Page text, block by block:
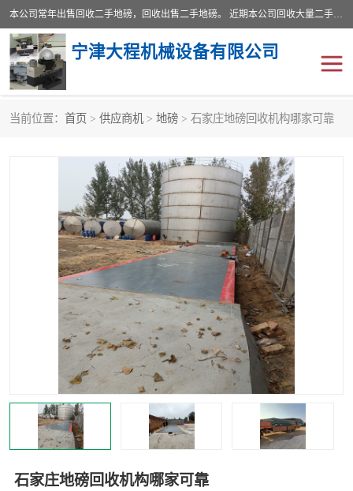
本公司常年出售回收二手地磅，回收出售二手地磅。 近期本公司回收大量二手地磅，型号齐全，宽度从2米到3.5米，长度5米到25米，承重吨位从10到200吨，成色7—9成新。 ? 使用年限6个月至2年，产品来源于个人闲置品，工矿企业停用品，因小换大而来。 精准度和新的一样， 二手地磅是内行人的选择，打个电话就省钱朋友您好等什么
宁津大程机械设备有限公司
当前位置： 首页 > 供应商机 > 地磅 > 石家庄地磅回收机构哪家可靠
石家庄地磅回收机构哪家可靠
废纸打包机
烘干机 食品烘干机
装载机电子秤 输送机
半自动输送机 全自动输送机
食品螺旋塔
木材撕碎机
塑料撕碎机 金属撕碎机